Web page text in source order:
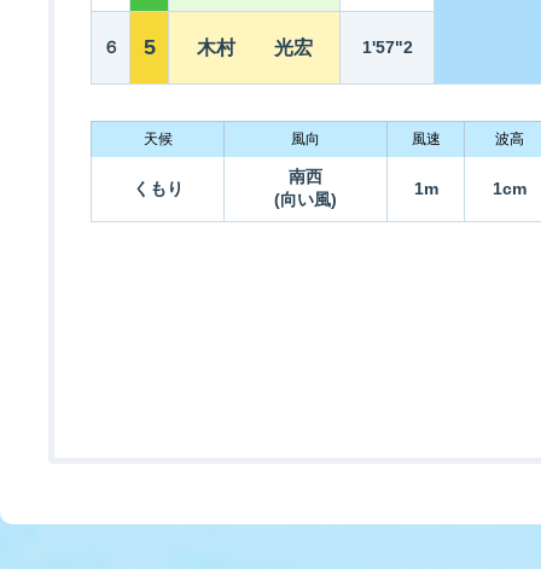
６ 5 木村 光宏 1'57"2
天候 風向 風速 波高
くもり
南西
(向い風)
1m 1cm